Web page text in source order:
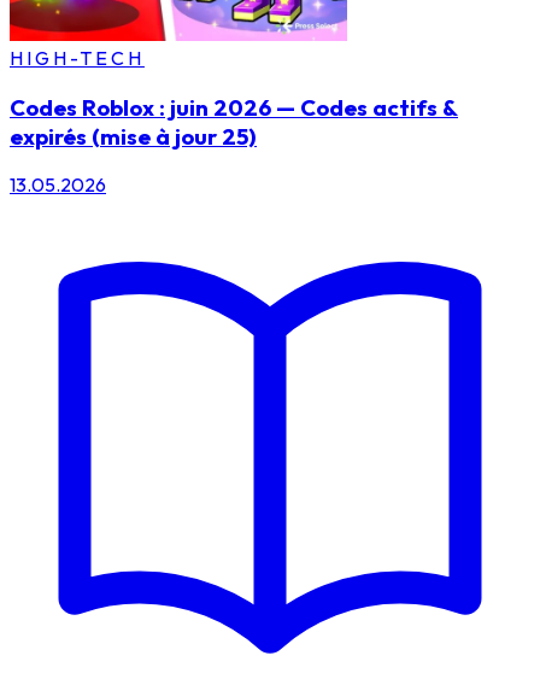
HIGH-TECH
Codes Roblox : juin 2026 — Codes actifs &
expirés (mise à jour 25)
13.05.2026